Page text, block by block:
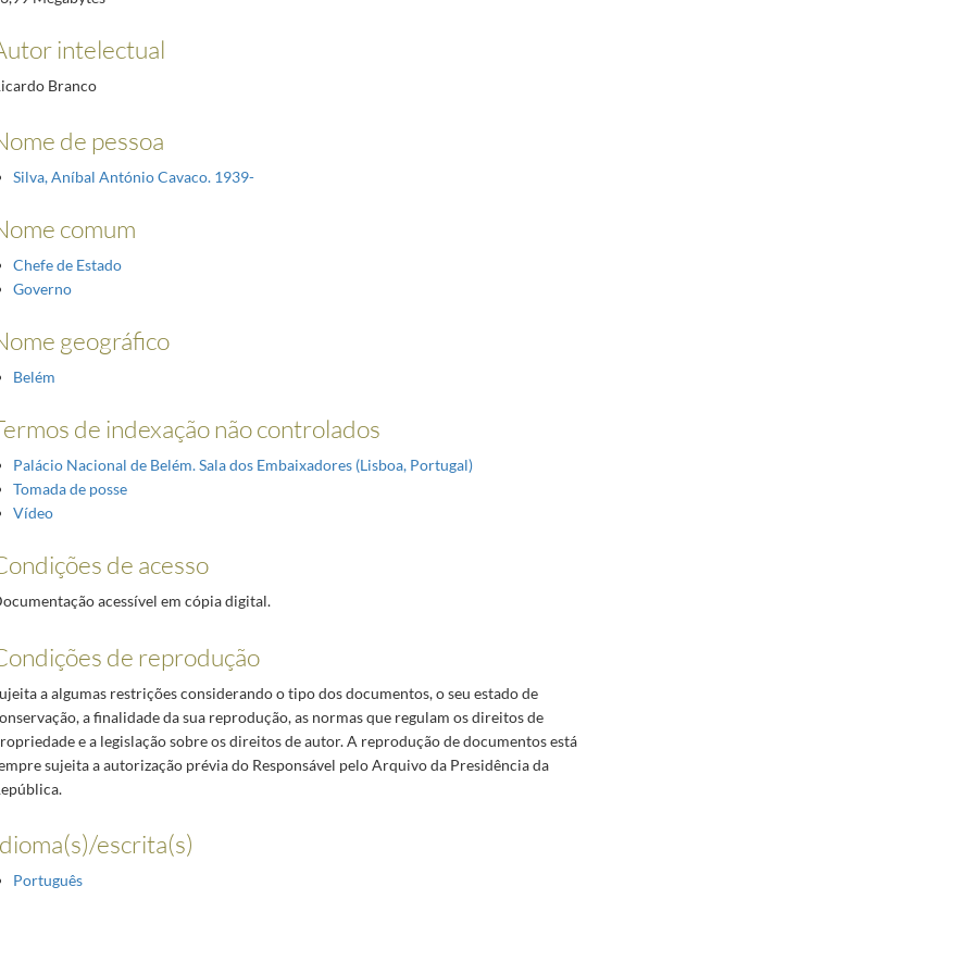
intelectual
Branco
de pessoa
Silva, Aníbal António Cavaco. 1939-
comum
Chefe de Estado
Governo
geográfico
Belém
de indexação não controlados
Palácio Nacional de Belém. Sala dos Embaixadores (Lisboa, Portugal)
Tomada de posse
Vídeo
de acesso
acessível em cópia digital.
de reprodução
a algumas restrições considerando o tipo dos documentos, o seu estado de
a finalidade da sua reprodução, as normas que regulam os direitos de
e a legislação sobre os direitos de autor. A reprodução de documentos está
sujeita a autorização prévia do Responsável pelo Arquivo da Presidência da
escrita(s)
Português